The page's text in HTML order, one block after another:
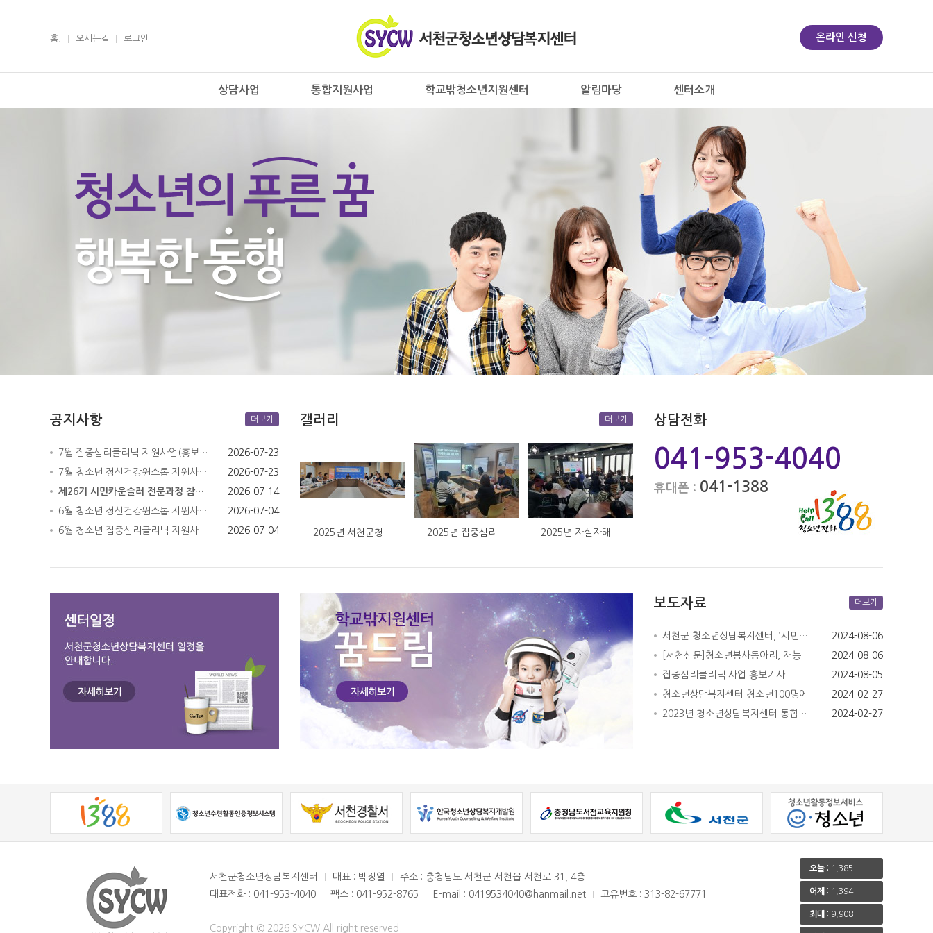
홈. 오시는길 로그인 온라인 신청
상담사업 통합지원사업 학교밖청소년지원센터 알림마당 센터소개
공지사항 더보기
7월 집중심리클리닉 지원사업(홍보…
2026-07-23
7월 청소년 정신건강원스톱 지원사…
2026-07-23
제26기 시민카운슬러 전문과정 참…
2026-07-14
6월 청소년 정신건강원스톱 지원사…
2026-07-04
6월 청소년 집중심리클리닉 지원사…
2026-07-04
갤러리 더보기
2025년 서천군청… 2025년 집중심리… 2025년 자살자해…
상담전화
041-953-4040
휴대폰 : 041-1388
보도자료 더보기
서천군 청소년상담복지센터, ‘시민…
2024-08-06
[서천신문]청소년봉사동아리, 재능…
2024-08-06
집중심리클리닉 사업 홍보기사
2024-08-05
청소년상담복지센터 청소년100명에…
2024-02-27
2023년 청소년상담복지센터 통합…
2024-02-27
서천군청소년상담복지센터 대표 : 박정열
주소 : 충청남도 서천군 서천읍 서천로 31, 4층
대표전화 : 041-953-4040
팩스 : 041-952-8765 E-mail : 0419534040@hanmail.net 고유번호 : 313-82-67771
Copyright © 2026 SYCW All right reserved.
오늘 : 1,385
어제 : 1,394
최대 : 9,908